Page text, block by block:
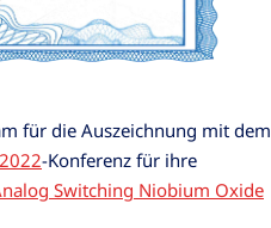
für die Auszeichnung mit dem
-Konferenz für ihre
Switching Niobium Oxide